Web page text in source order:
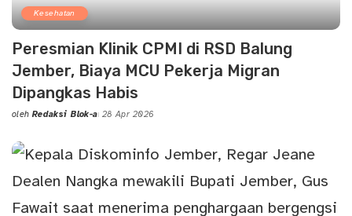
Kesehatan
Peresmian Klinik CPMI di RSD Balung
Jember, Biaya MCU Pekerja Migran
Dipangkas Habis
Posted
oleh Redaksi Blok-a 28 Apr 2026